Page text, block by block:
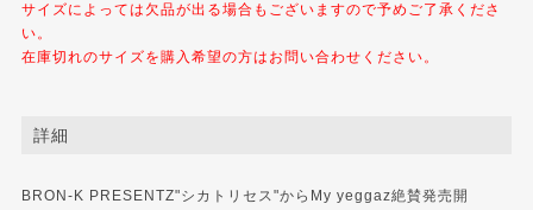
サイズによっては欠品が出る場合もございますので予めご了承くださ
い。
在庫切れのサイズを購入希望の方はお問い合わせください。
詳細
BRON-K PRESENTZ"シカトリセス"からMy yeggaz絶賛発売開